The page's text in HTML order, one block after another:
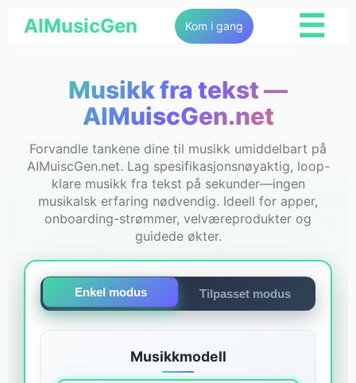
AIMusicGen Kom i gang ☰
Musikk fra tekst —
AIMuiscGen.net
Forvandle tankene dine til musikk umiddelbart på
AIMuiscGen.net. Lag spesifikasjonsnøyaktig, loop-
klare musikk fra tekst på sekunder—ingen
musikalsk erfaring nødvendig. Ideell for apper,
onboarding-strømmer, velværeprodukter og
guidede økter.
Enkel modus Tilpasset modus
Musikkmodell